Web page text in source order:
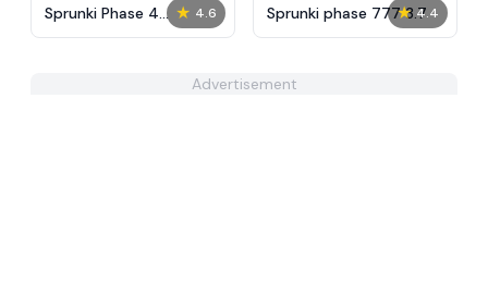
★ 4.6
Sprunki Phase 4
Remastered
★ 4.4
Sprunki phase 777 3.7
Advertisement